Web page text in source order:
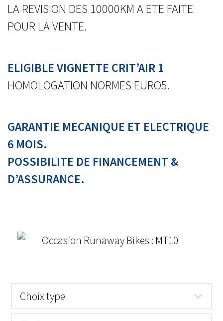
LA REVISION DES 10000KM A ETE FAITE
POUR LA VENTE.
ELIGIBLE VIGNETTE CRIT’AIR 1
HOMOLOGATION NORMES EURO5.
GARANTIE MECANIQUE ET ELECTRIQUE
6 MOIS.
POSSIBILITE DE FINANCEMENT &
D’ASSURANCE.